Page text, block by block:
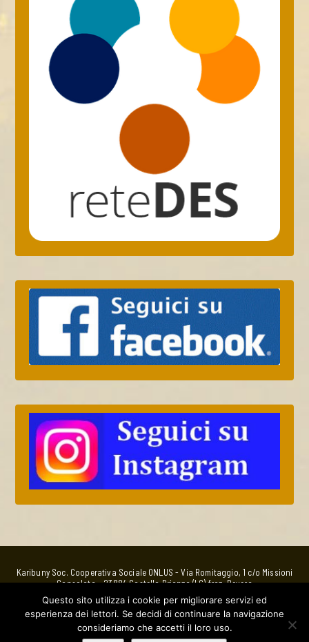
Karibuny Soc. Cooperativa Sociale ONLUS - Via Romitaggio, 1 c/o Missioni
Consolata - 23884 Castello Brianza (LC) fraz. Bevera
Bottega EquoSolidale
via Nino Bixio, 5 - 23880 Casatenovo (LC) - whatsApp 320 4763885 -
Email:bottega@karibuny.it
C.F.e P. IVA: 01941210138 Utilizzabile per la donazione del 5%o IRPEF in
quanto ONLUS.
Questo sito utilizza i cookie per migliorare servizi ed
esperienza dei lettori. Se decidi di continuare la navigazione
consideriamo che accetti il loro uso.